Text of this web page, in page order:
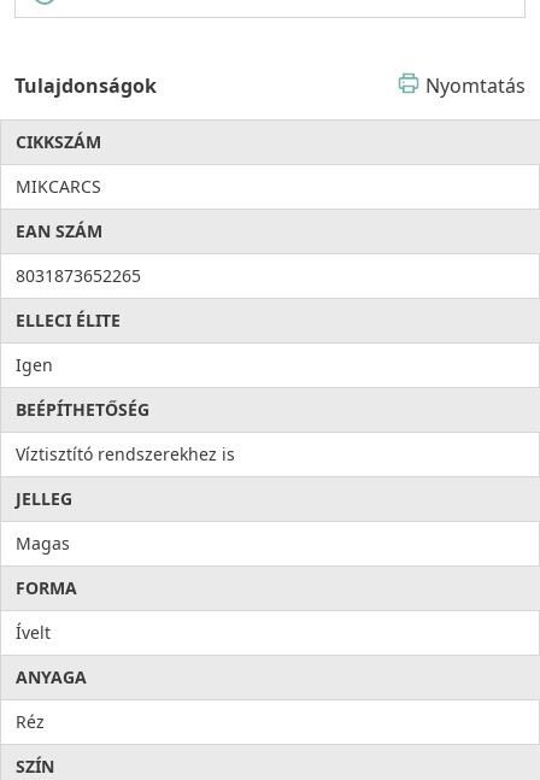
Tulajdonságok Nyomtatás
CIKKSZÁM
MIKCARCS
EAN SZÁM
8031873652265
ELLECI ÉLITE
Igen
BEÉPÍTHETŐSÉG
Víztisztító rendszerekhez is
JELLEG
Magas
FORMA
Ívelt
ANYAGA
Réz
SZÍN